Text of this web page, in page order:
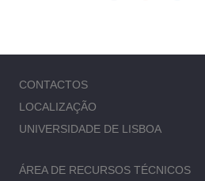
CONTACTOS
LOCALIZAÇÃO
UNIVERSIDADE DE LISBOA
ÁREA DE RECURSOS TÉCNICOS